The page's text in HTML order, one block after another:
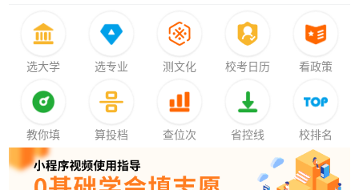
香港中文大学（深圳）2023年夏季高考招生简章
选大学 选专业 测文化 校考日历 看政策
教你填 算投档 查位次 省控线 校排名